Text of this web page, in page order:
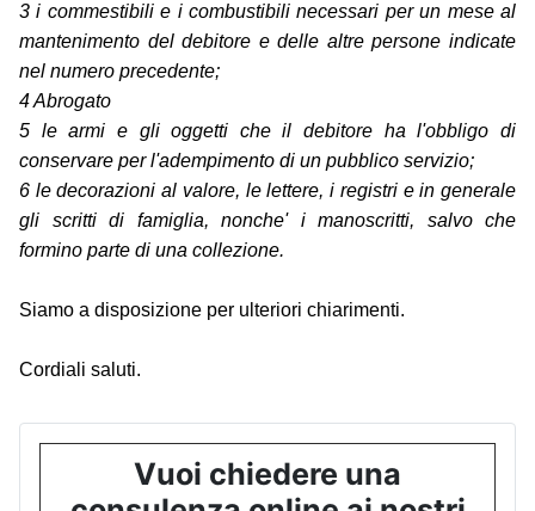
3 i commestibili e i combustibili necessari per un mese al
mantenimento del debitore e delle altre persone indicate
nel numero precedente;
4 Abrogato
5 le armi e gli oggetti che il debitore ha l'obbligo di
conservare per l'adempimento di un pubblico servizio;
6 le decorazioni al valore, le lettere, i registri e in generale
gli scritti di famiglia, nonche' i manoscritti, salvo che
formino parte di una collezione.
Siamo a disposizione per ulteriori chiarimenti.
Cordiali saluti.
Vuoi chiedere una